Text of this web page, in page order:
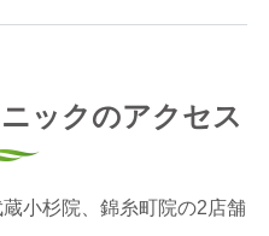
ックのアクセス
小杉院、錦糸町院の2店舗